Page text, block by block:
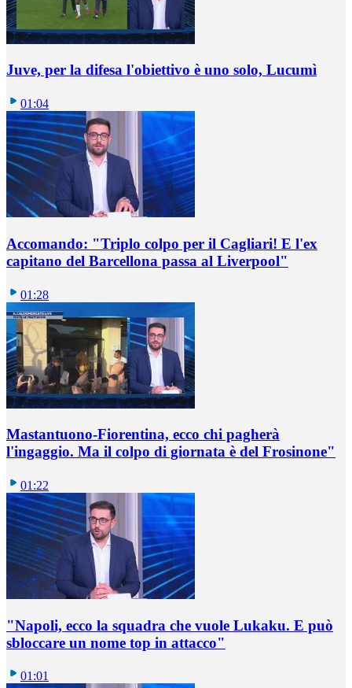
Juve, per la difesa l'obiettivo è uno solo, Lucumì
01:04
Accomando: "Triplo colpo per il Cagliari! E l'ex
capitano del Barcellona passa al Liverpool"
01:28
Mastantuono-Fiorentina, ecco chi pagherà
l'ingaggio. Ma il colpo di giornata è del Frosinone"
01:22
"Napoli, ecco la squadra che vuole Lukaku. E può
sbloccare un nome top in attacco"
01:01